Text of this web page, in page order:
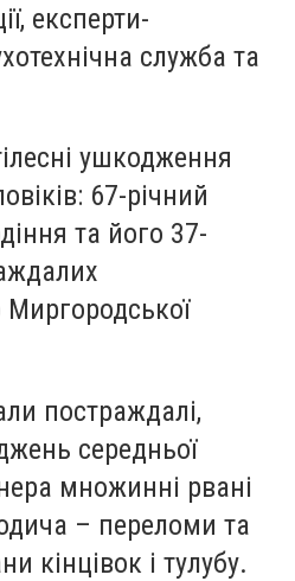
експерти-
служба та
ушкодження
67-річний
та його 37-
Миргородської
постраждалі,
середньої
множинні рвані
– переломи та
кінцівок і тулубу.